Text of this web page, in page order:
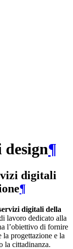
¶
digitali
¶
digitali della
lavoro dedicato alla
l’obiettivo di fornire
progettazione e la
la cittadinanza.